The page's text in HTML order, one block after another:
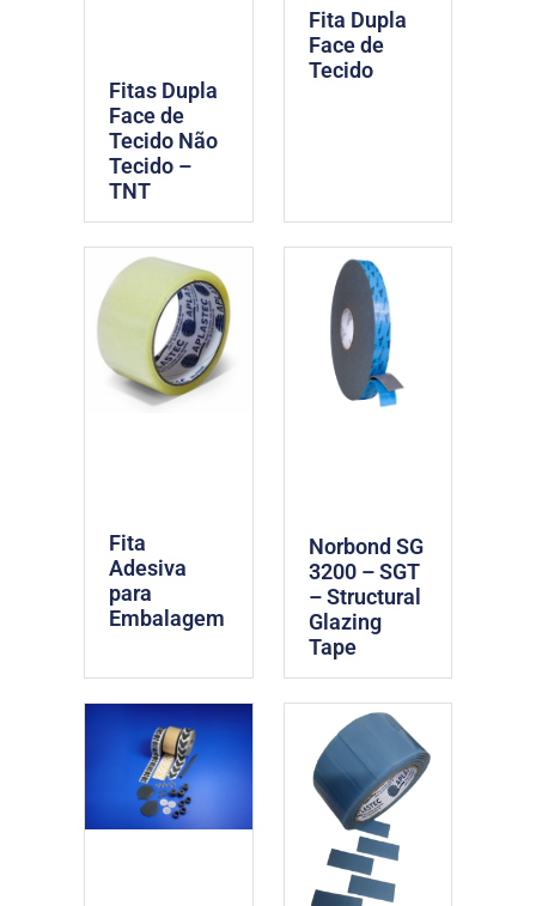
Fitas Dupla
Face de
Tecido Não
Tecido –
TNT
Fita Dupla
Face de
Tecido
Fita
Adesiva
para
Embalagem
Norbond SG
3200 – SGT
– Structural
Glazing
Tape